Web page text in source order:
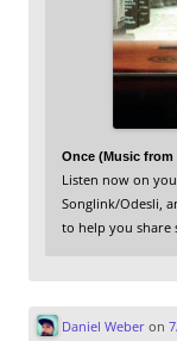
Once (Music
Listen now on
Songlink/Odesli,
to help you share
Daniel Weberon